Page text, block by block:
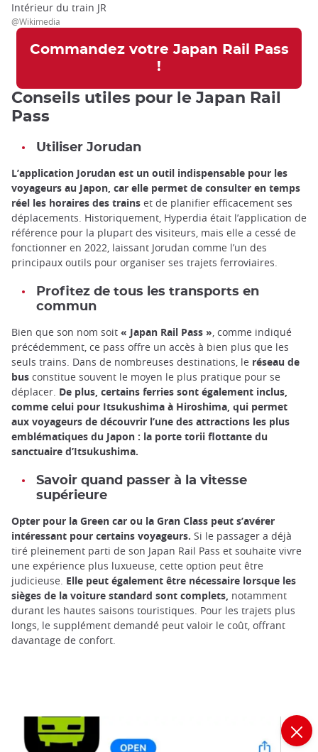
Intérieur du train JR
@Wikimedia
Commandez votre Japan Rail Pass
!
Conseils utiles pour le Japan Rail
Pass
Utiliser Jorudan
L’application Jorudan est un outil indispensable pour les
voyageurs au Japon, car elle permet de consulter en temps
réel les horaires des trains et de planifier efficacement ses
déplacements. Historiquement, Hyperdia était l’application de
référence pour la plupart des visiteurs, mais elle a cessé de
fonctionner en 2022, laissant Jorudan comme l’un des
principaux outils pour organiser ses trajets ferroviaires.
Profitez de tous les transports en
commun
Bien que son nom soit « Japan Rail Pass » , comme indiqué
précédemment, ce pass offre un accès à bien plus que les
seuls trains. Dans de nombreuses destinations, le réseau de
bus constitue souvent le moyen le plus pratique pour se
déplacer. De plus, certains ferries sont également inclus,
comme celui pour Itsukushima à Hiroshima, qui permet
aux voyageurs de découvrir l’une des attractions les plus
emblématiques du Japon : la porte torii flottante du
sanctuaire d’Itsukushima.
Savoir quand passer à la vitesse
supérieure
Opter pour la Green car ou la Gran Class peut s’avérer
intéressant pour certains voyageurs. Si le passager a déjà
tiré pleinement parti de son Japan Rail Pass et souhaite vivre
une expérience plus luxueuse, cette option peut être
judicieuse. Elle peut également être nécessaire lorsque les
sièges de la voiture standard sont complets, notamment
durant les hautes saisons touristiques. Pour les trajets plus
longs, le supplément demandé peut valoir le coût, offrant
davantage de confort.